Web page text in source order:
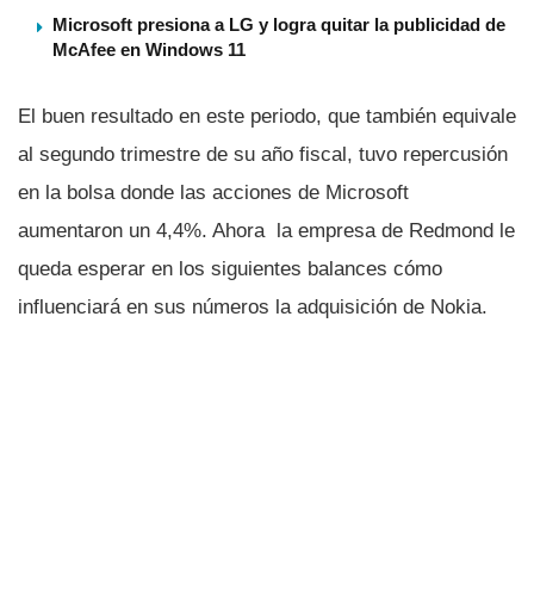
Microsoft presiona a LG y logra quitar la publicidad de
McAfee en Windows 11
El buen resultado en este periodo, que también equivale
al segundo trimestre de su año fiscal, tuvo repercusión
en la bolsa donde las acciones de Microsoft
aumentaron un 4,4%. Ahora la empresa de Redmond le
queda esperar en los siguientes balances cómo
influenciará en sus números la adquisición de Nokia.